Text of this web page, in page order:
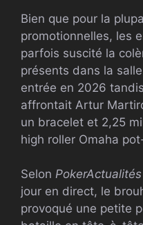
Bien que pour la
promotionnelles, les
parfois suscité la
présents dans la
entrée en 2026
affrontait Artur
un bracelet et 2,25
high roller Omaha
Selon PokerActualités
jour en direct, le
provoqué une petite